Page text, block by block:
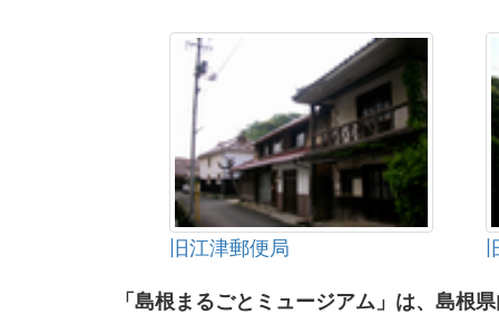
旧江津郵便局
「島根まるごとミュージアム」は、島根